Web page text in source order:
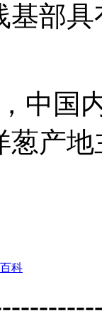
基部
中国
葱产
百科